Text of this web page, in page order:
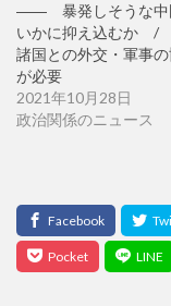
―― 暴発しそうな中
いかに抑え込むか /
諸国との外交・軍事の
が必要
2021年10月28日
政治関係のニュース